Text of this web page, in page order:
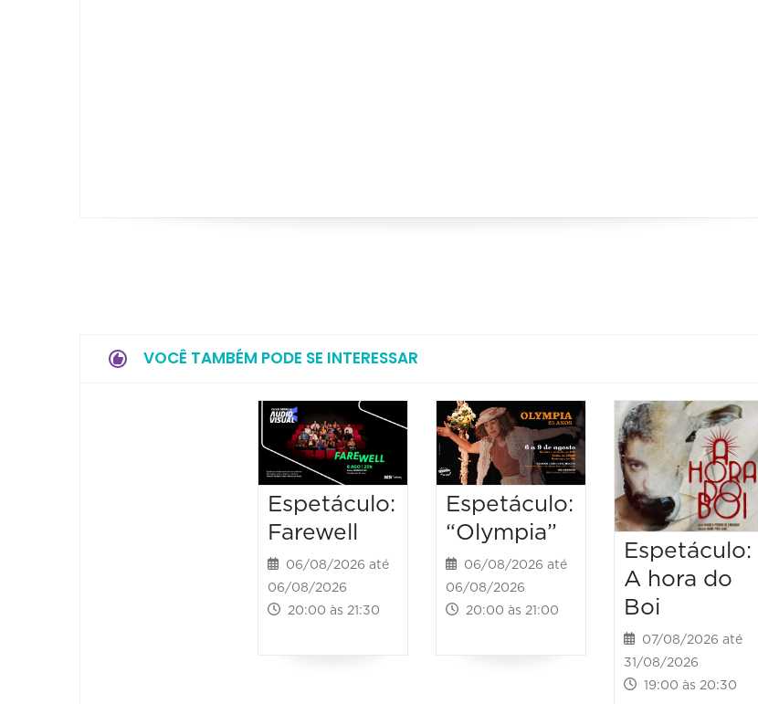
VOCÊ TAMBÉM PODE SE INTERESSAR
Espetáculo:
Farewell
06/08/2026 até
06/08/2026
20:00 às 21:30
Espetáculo:
“Olympia”
06/08/2026 até
06/08/2026
20:00 às 21:00
Espetáculo:
A hora do
Boi
07/08/2026 até
31/08/2026
19:00 às 20:30